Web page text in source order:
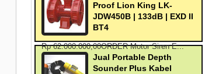
Proof Lion King LK-
JDW450B | 133dB | EXD II
BT4
Rp 62.000.000,00ORDER Motor Siren E...
Jual Portable Depth
Sounder Plus Kabel